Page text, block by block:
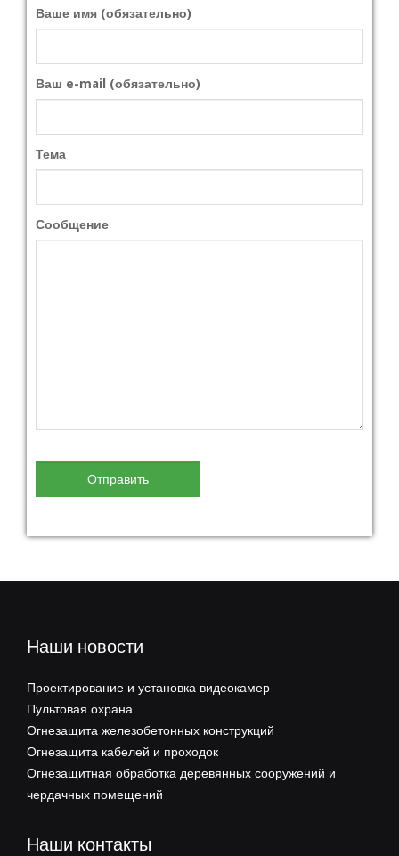
Ваше имя (обязательно)
Ваш e-mail (обязательно)
Тема
Сообщение
Наши новости
Проектирование и установка видеокамер
Пультовая охрана
Огнезащита железобетонных конструкций
Огнезащита кабелей и проходок
Огнезащитная обработка деревянных сооружений и
чердачных помещений
Наши контакты